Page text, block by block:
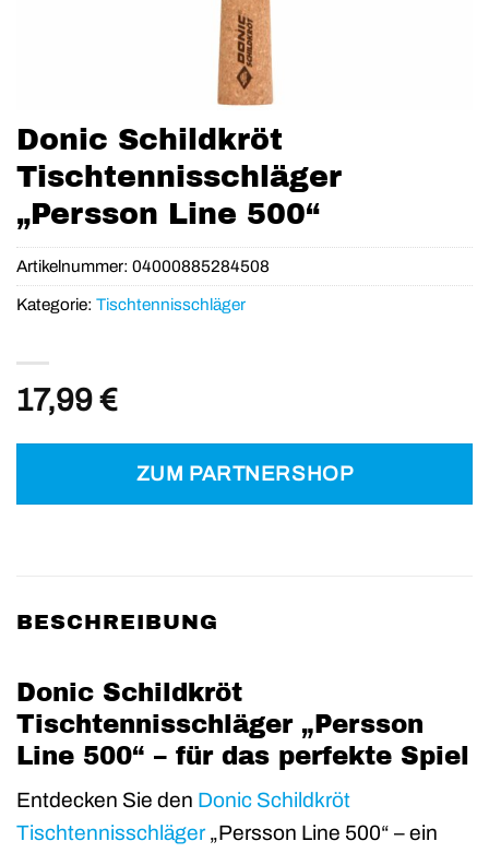
Donic Schildkröt
Tischtennisschläger
„Persson Line 500“
17,99€
ZUM PARTNERSHOP
Artikelnummer: 04000885284508
Kategorie: Tischtennisschläger
BESCHREIBUNG
Donic Schildkröt
Tischtennisschläger „Persson
Line 500“ – für das perfekte Spiel
Entdecken Sie den Donic Schildkröt
Tischtennisschläger„Persson Line 500“ – ein